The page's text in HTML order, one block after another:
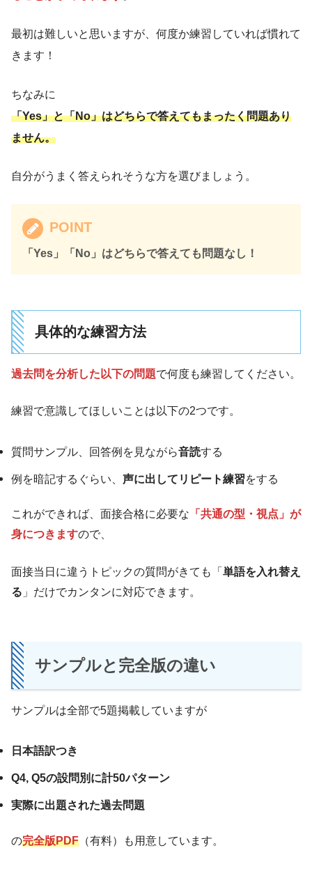
最初は難しいと思いますが、何度か練習していれば慣れて
きます！
ちなみに
「Yes」と「No」はどちらで答えてもまったく問題あり
ません。
自分がうまく答えられそうな方を選びましょう。
POINT
「Yes」「No」はどちらで答えても問題なし！
具体的な練習方法
過去問を分析した以下の問題で何度も練習してください。
練習で意識してほしいことは以下の2つです。
質問サンプル、回答例を見ながら音読する
例を暗記するぐらい、 声に出してリピート練習をする
これができれば、面接合格に必要な 「共通の型・視点」が
身につきますので、
面接当日に違うトピックの質問がきても「単語を入れ替え
る 」だけでカンタンに対応できます。
サンプルと完全版の違い
サンプルは全部で5題掲載していますが
日本語訳つき
Q4, Q5の設問別に計50パターン
実際に出題された過去問題
の完全版PDF （有料）も用意しています。